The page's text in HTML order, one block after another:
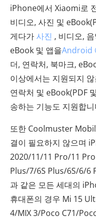
iPhone에서 Xiaomi로
비디오, 사진 및
게다가 사진 , 비디오,
eBook 및 앱을Android
더, 연락처, 북마크,
이상에서는 지원되지
연락처 및 eBook(PDF
송하는 기능도 지원합니
또한 Coolmuster
결이 필요하지 않으며
2020/11/11 Pro/11
Plus/7/6S Plus/6S/6/6
과 같은 모든 세대의
휴대폰의 경우 Mi 15
4/MIX 3/Poco C71/